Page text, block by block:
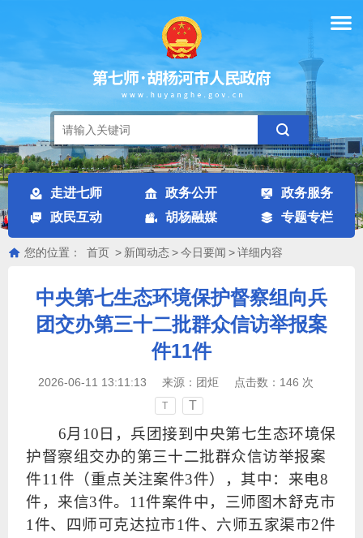
走进七师 政务公开
政务服务
政民互动
胡杨融媒 专题专栏
您的位置： 首页 > 新闻动态>今日要闻 >详细内容
中央第七生态环境保护督察组向兵
团交办第三十二批群众信访举报案
件11件
2026-06-11 13:11:13 来源： 团炬 点击数： 146 次
T T
6月10日，兵团接到中央第七生态环境保
护督察组交办的第三十二批群众信访举报案
件11件（重点关注案件3件），其中：来电8
件，来信3件。11件案件中，三师图木舒克市
1件、四师可克达拉市1件、六师五家渠市2件